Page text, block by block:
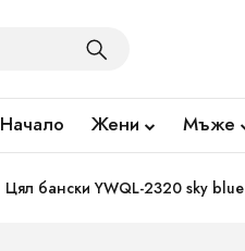
Начало Жени Мъже
Цял бански YWQL-2320 sky blue